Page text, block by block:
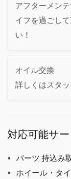
アフターメン
イフを過ごし
い！
オイル交換
詳しくはスタ
対応可能サ
パーツ 持込み
ホイール・タ